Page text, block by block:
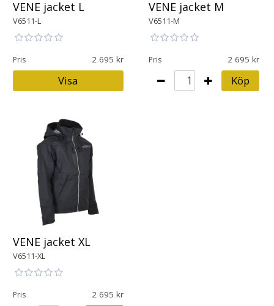
VENE jacket L
V6511-L
Pris 2 695
Visa
VENE jacket M
V6511-M
Pris 2 695
Köp
VENE jacket XL
V6511-XL
Pris 2 695